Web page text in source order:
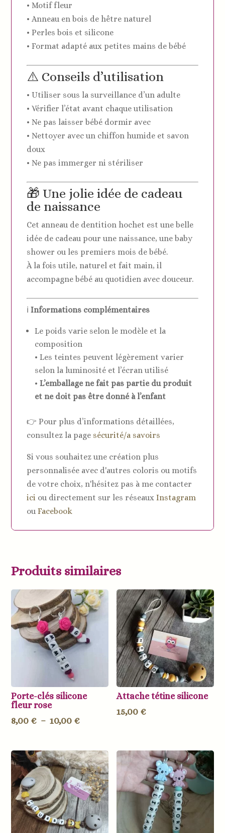
• Motif fleur
• Anneau en bois de hêtre naturel
• Perles bois et silicone
• Format adapté aux petites mains de bébé
⚠️ Conseils d’utilisation
• Utiliser sous la surveillance d’un adulte
• Vérifier l’état avant chaque utilisation
• Ne pas laisser bébé dormir avec
• Nettoyer avec un chiffon humide et savon
doux
• Ne pas immerger ni stériliser
🎁 Une jolie idée de cadeau
de naissance
Cet anneau de dentition hochet est une belle
idée de cadeau pour une naissance, une baby
shower ou les premiers mois de bébé.
À la fois utile, naturel et fait main, il
accompagne bébé au quotidien avec douceur.
ℹ️Informations complémentaires
Le poids varie selon le modèle et la
composition
• Les teintes peuvent légèrement varier
selon la luminosité et l’écran utilisé
•L’emballage ne fait pas partie du produit
et ne doit pas être donné à l’enfant
👉 Pour plus d’informations détaillées,
consultez la page sécurité/a savoirs
Si vous souhaitez une création plus
personnalisée avec d'autres coloris ou motifs
de votre choix, n'hésitez pas à me contacter
ici ou directement sur les réseauxInstagram
ouFacebook
Produits similaires
Porte-clés silicone
fleur rose
8,00 € – 10,00 €Plage
8,00 €
à
10,00 €
Attache tétine silicone
15,00 €